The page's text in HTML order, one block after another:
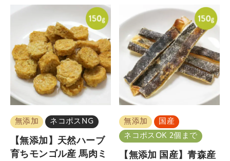
無添加 ネコポスNG
【無添加】天然ハーブ
育ちモンゴル産 馬肉ミ
無添加
国産
ネコポスOK 2個まで
【無添加 国産】青森産